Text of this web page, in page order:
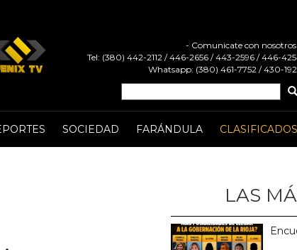
- Comunicate con
Tel: (380) 442-2112 / 446-2656 / 443-2596 / 446-
Whatsapp: (380) 461-7752 / 430-
SOCIEDAD FARÁNDULA CLASIFICADOS
LAS